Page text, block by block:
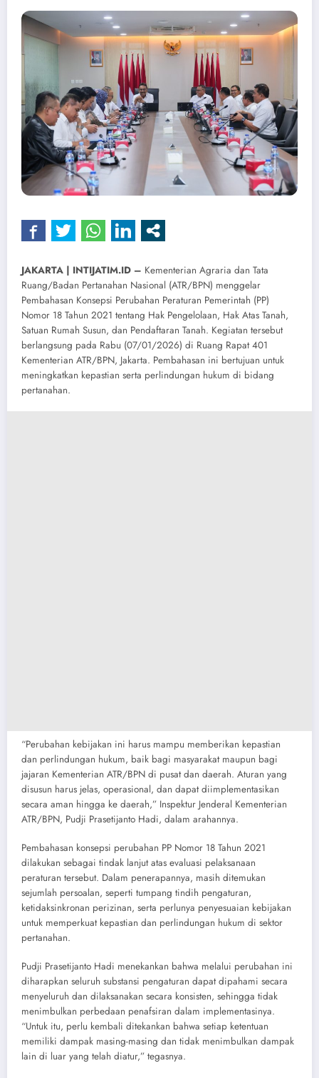
JAKARTA | INTIJATIM.ID – Kementerian Agraria dan Tata
Ruang/Badan Pertanahan Nasional (ATR/BPN) menggelar
Pembahasan Konsepsi Perubahan Peraturan Pemerintah (PP)
Nomor 18 Tahun 2021 tentang Hak Pengelolaan, Hak Atas Tanah,
Satuan Rumah Susun, dan Pendaftaran Tanah. Kegiatan tersebut
berlangsung pada Rabu (07/01/2026) di Ruang Rapat 401
Kementerian ATR/BPN, Jakarta. Pembahasan ini bertujuan untuk
meningkatkan kepastian serta perlindungan hukum di bidang
pertanahan.
“Perubahan kebijakan ini harus mampu memberikan kepastian
dan perlindungan hukum, baik bagi masyarakat maupun bagi
jajaran Kementerian ATR/BPN di pusat dan daerah. Aturan yang
disusun harus jelas, operasional, dan dapat diimplementasikan
secara aman hingga ke daerah,” Inspektur Jenderal Kementerian
ATR/BPN, Pudji Prasetijanto Hadi, dalam arahannya.
Pembahasan konsepsi perubahan PP Nomor 18 Tahun 2021
dilakukan sebagai tindak lanjut atas evaluasi pelaksanaan
peraturan tersebut. Dalam penerapannya, masih ditemukan
sejumlah persoalan, seperti tumpang tindih pengaturan,
ketidaksinkronan perizinan, serta perlunya penyesuaian kebijakan
untuk memperkuat kepastian dan perlindungan hukum di sektor
pertanahan.
Pudji Prasetijanto Hadi menekankan bahwa melalui perubahan ini
diharapkan seluruh substansi pengaturan dapat dipahami secara
menyeluruh dan dilaksanakan secara konsisten, sehingga tidak
menimbulkan perbedaan penafsiran dalam implementasinya.
“Untuk itu, perlu kembali ditekankan bahwa setiap ketentuan
memiliki dampak masing-masing dan tidak menimbulkan dampak
lain di luar yang telah diatur,” tegasnya.